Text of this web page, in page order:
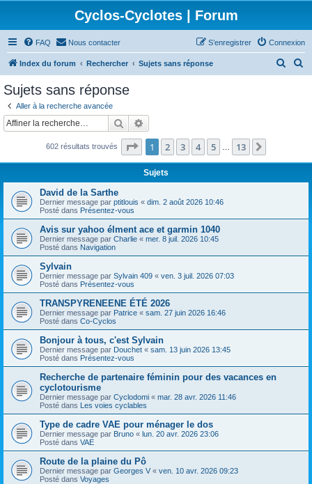
Cyclos-Cyclotes | Forum
FAQ Nous contacter Connexion
S’enregistrer
Index du forum Rechercher Sujets sans réponse
c
c
Sujets sans réponse
Aller à la recherche avancée
Rechercher
602 résultats trouvés Page 1sur13
1 2 3 4 5 13
Sujets
David de la Sarthe
Dernier message par ptitlouis « dim. 2 août 2026 10:46
Posté dans Présentez-vous
Avis sur yahoo élment ace et garmin 1040
Dernier message par Charlie « mer. 8 juil. 2026 10:45
Posté dans Navigation
Sylvain
Dernier message par Sylvain 409 « ven. 3 juil. 2026 07:03
Posté dans Présentez-vous
TRANSPYRENEENE ÉTÉ 2026
Dernier message par Patrice « sam. 27 juin 2026 16:46
Posté dans Co-Cyclos
Bonjour à tous, c'est Sylvain
Dernier message par Douchet « sam. 13 juin 2026 13:45
Posté dans Présentez-vous
Recherche de partenaire féminin pour des vacances en
cyclotourisme
Dernier message par Cyclodomi « mar. 28 avr. 2026 11:46
Posté dans Les voies cyclables
Type de cadre VAE pour ménager le dos
Dernier message par Bruno « lun. 20 avr. 2026 23:06
Posté dans VAE
Route de la plaine du Pô
Dernier message par Georges V « ven. 10 avr. 2026 09:23
Posté dans Voyages